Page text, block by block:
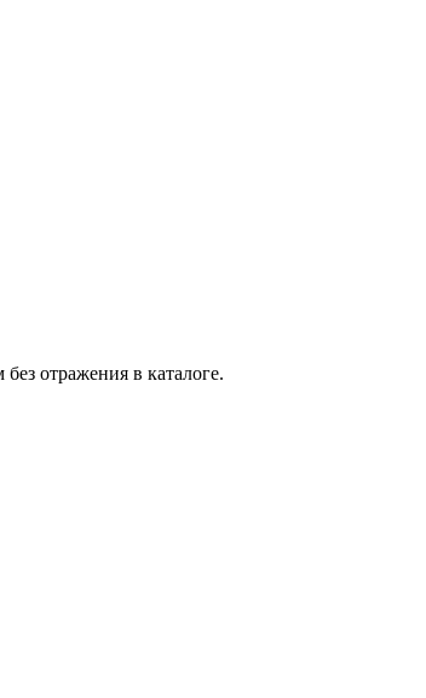
отражения в каталоге.